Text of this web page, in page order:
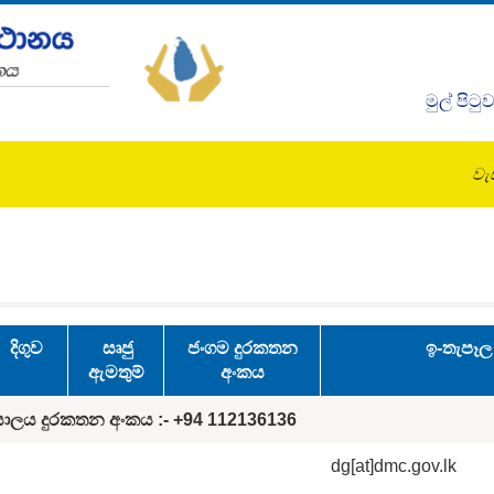
මුල් පිටුව
දිගුව
සෘජු
ඇමතුම්
ජංගම දුරකතන
අංකය
ඉ-තැපෑල
දුරකතන අංකය :-+94 112136136
dg[at]dmc.gov.lk